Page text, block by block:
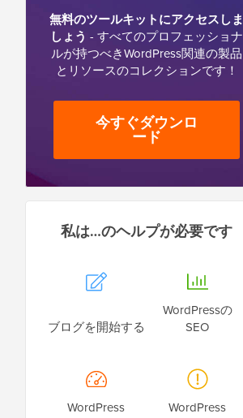
無料のツールキットにアクセスしま
しょう - すべてのプロフェッショナ
ルが持つべきWordPress関連の製品
とリソースのコレクションです！
今すぐダウンロ
ード
私は…のヘルプが必要です
ブログを開始する
WordPressの
SEO
WordPress
WordPress